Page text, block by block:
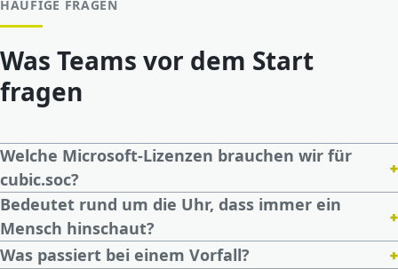
HÄUFIGE FRAGEN
Was Teams vor dem Start
fragen
Welche Microsoft-Lizenzen brauchen wir für
cubic.soc?
+
Bedeutet rund um die Uhr, dass immer ein
Mensch hinschaut?
+
Was passiert bei einem Vorfall? +